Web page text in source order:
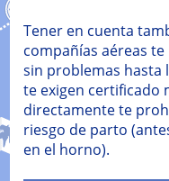
Tener en cuenta
compañías aéreas
sin problemas hasta
te exigen certificado
directamente te
riesgo de parto
en el horno).